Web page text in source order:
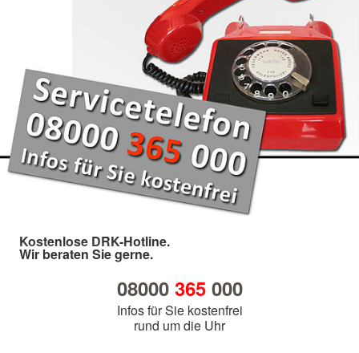
Kostenlose DRK-Hotline.
Wir beraten Sie gerne.
08000 365000
Infos für Sie kostenfrei
rund um die Uhr